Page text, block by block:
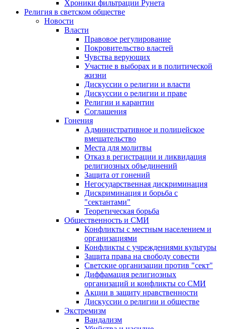
Хроники фильтрации Рунета
Религия в светском обществе
Новости
Власти
Правовое регулирование
Покровительство властей
Чувства верующих
Участие в выборах и в политической
жизни
Дискуссии о религии и власти
Дискуссии о религии и праве
Религии и карантин
Соглашения
Гонения
Административное и полицейское
вмешательство
Места для молитвы
Отказ в регистрации и ликвидация
религиозных объединений
Защита от гонений
Негосударственная дискриминация
Дискриминация и борьба с
"сектантами"
Теоретическая борьба
Общественность и СМИ
Конфликты с местным населением и
организациями
Конфликты с учреждениями культуры
Защита права на свободу совести
Светские организации против "сект"
Диффамация религиозных
организаций и конфликты со СМИ
Акции в защиту нравственности
Дискуссии о религии и обществе
Экстремизм
Вандализм